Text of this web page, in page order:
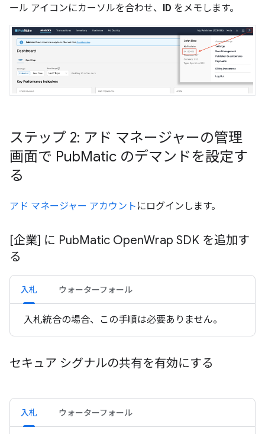
ール アイコンにカーソルを合わせ、 ID をメモします。
ステップ 2: アド マネージャーの管理
画面で PubMatic のデマンドを設定す
る
アド マネージャー アカウント にログインします。
[企業] に PubMatic OpenWrap SDK を追加す
る
入札 ウォーターフォール
入札統合の場合、この手順は必要ありません。
セキュア シグナルの共有を有効にする
入札 ウォーターフォール